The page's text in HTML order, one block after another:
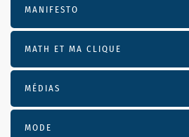
MANIFESTO
MATH ET MA CLIQUE
MÉDIAS
MODE